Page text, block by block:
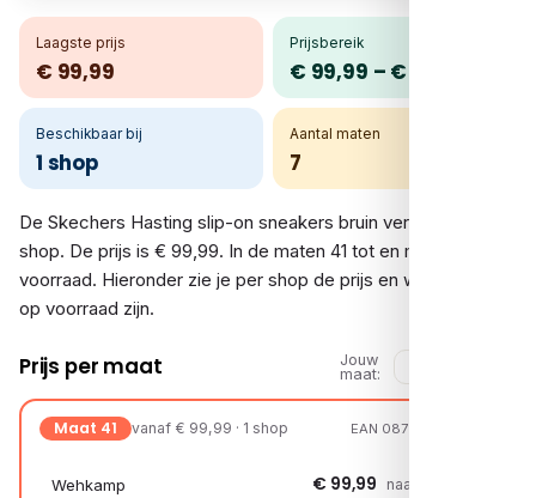
Laagste prijs
€ 99,99
Prijsbereik
€ 99,99 – € 99,99
Beschikbaar bij
1 shop
Aantal maten
7
De Skechers Hasting slip-on sneakers bruin vergelijk je bij 1
shop. De prijs is € 99,99. In de maten 41 tot en met 47.5 is er
voorraad. Hieronder zie je per shop de prijs en welke maten
op voorraad zijn.
Prijs per maat
Jouw
maat:
Maat 41 vanaf € 99,99 · 1 shop EAN 08721108010778
Wehkamp € 99,99 naar shop →